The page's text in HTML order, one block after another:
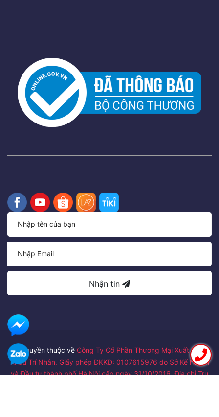
Nhận tin
Bản quyền thuộc về Công Ty Cổ Phần Thương Mại Xuất Nhập
Khẩu Trí Nhân. Giấy phép ĐKKD: 0107615976 do Sở Kế hoạch
và Đầu tư thành phố Hà Nội cấp ngày 31/10/2016. Địa chỉ Trụ